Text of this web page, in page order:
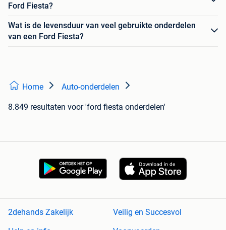
Ford Fiesta?
Wat is de levensduur van veel gebruikte onderdelen
van een Ford Fiesta?
Home Auto-onderdelen
8.849 resultaten voor 'ford fiesta onderdelen'
2dehands Zakelijk
Veilig en Succesvol